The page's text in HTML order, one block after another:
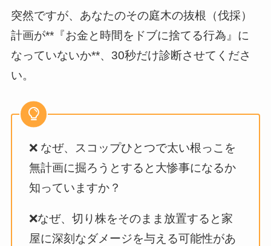
突然ですが、あなたのその庭木の抜根（伐採）
計画が**『お金と時間をドブに捨てる行為』に
なっていないか**、30秒だけ診断させてくださ
い。
❌ なぜ、スコップひとつで太い根っこを
無計画に掘ろうとすると大惨事になるか
知っていますか？
❌なぜ、切り株をそのまま放置すると家
屋に深刻なダメージを与える可能性があ